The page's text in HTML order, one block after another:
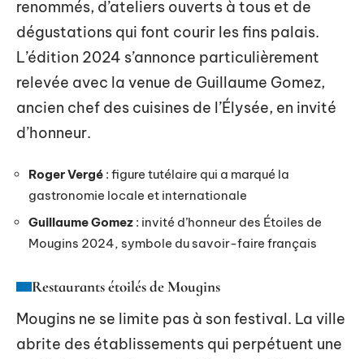
renommés, d’ateliers ouverts à tous et de
dégustations qui font courir les fins palais.
L’édition 2024 s’annonce particulièrement
relevée avec la venue de Guillaume Gomez,
ancien chef des cuisines de l’Élysée, en invité
d’honneur.
Roger Vergé : figure tutélaire qui a marqué la
gastronomie locale et internationale
Guillaume Gomez : invité d’honneur des Étoiles de
Mougins 2024, symbole du savoir-faire français
Restaurants étoilés de Mougins
Mougins ne se limite pas à son festival. La ville
abrite des établissements qui perpétuent une